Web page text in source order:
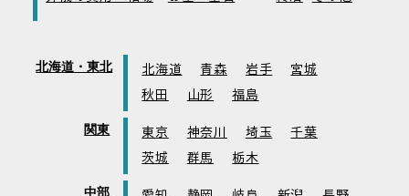
北海道・東北 北海道 青森 岩手
宮城
秋田
山形 福島
関東 東京 神奈川 埼玉
千葉
茨城
群馬 栃木
中部